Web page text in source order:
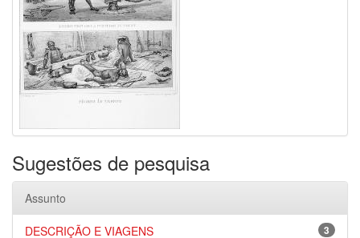
Sugestões de pesquisa
Assunto
3
DESCRIÇÃO E VIAGENS